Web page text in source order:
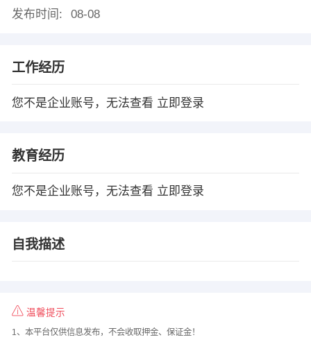
发布时间:
08-08
工作经历
您不是企业账号，无法查看 立即登录
教育经历
您不是企业账号，无法查看 立即登录
自我描述
温馨提示
1、本平台仅供信息发布，不会收取押金、保证金！